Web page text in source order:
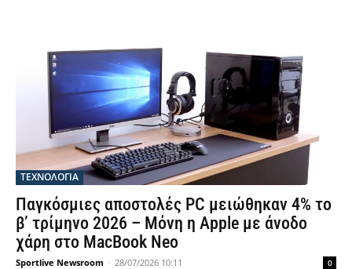
ΤΕΧΝΟΛΟΓΙΑ
Παγκόσμιες αποστολές PC μειώθηκαν 4% το
β’ τρίμηνο 2026 – Μόνη η Apple με άνοδο
χάρη στο MacBook Neo
Sportlive Newsroom - 28/07/2026 10:11 0